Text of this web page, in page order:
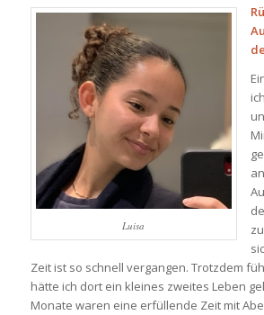
Luisa
Zeit ist so schnell vergangen. Trotzdem
hätte ich dort ein kleines zweites Leben
Monate waren eine erfüllende Zeit mit